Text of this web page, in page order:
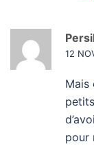
12
Mais
pour